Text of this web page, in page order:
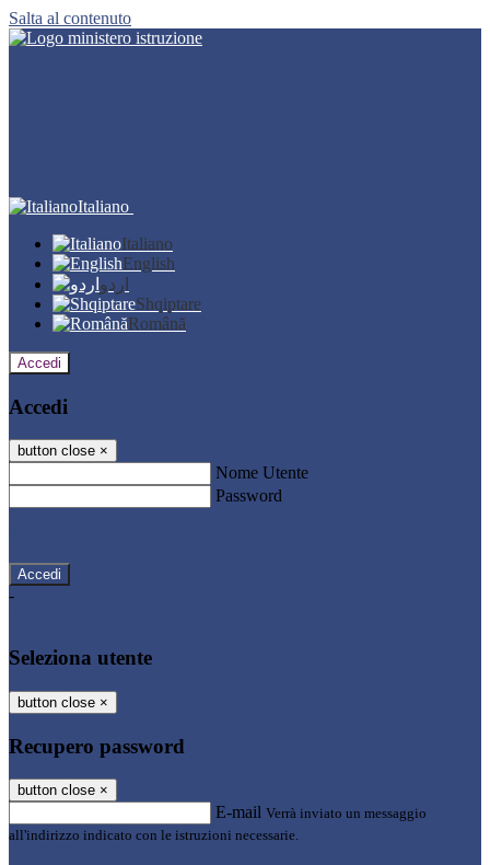
Salta al contenuto
Italiano
Italiano
English
اردو
Shqiptare
Română
Accedi
Accedi
button close ×
Nome Utente
Password
-
Seleziona utente
button close ×
Recupero password
button close ×
E-mail Verrà inviato un messaggio
all'indirizzo indicato con le istruzioni necessarie.